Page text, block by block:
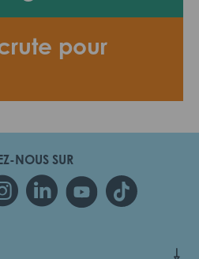
pour
NOUS SUR